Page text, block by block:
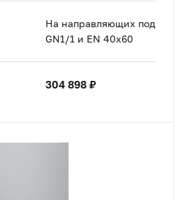
На направляющих под
GN1/1 и EN 40x60
304 898 ₽